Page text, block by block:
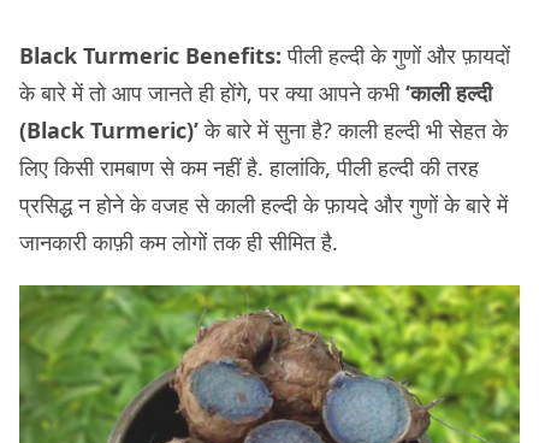
Black Turmeric Benefits: पीली हल्दी के गुणों और फ़ायदों
के बारे में तो आप जानते ही होंगे, पर क्या आपने कभी‘काली हल्दी
(Black Turmeric)’के बारे में सुना है? काली हल्दी भी सेहत के
लिए किसी रामबाण से कम नहीं है. हालांकि, पीली हल्दी की तरह
प्रसिद्ध न होने के वजह से काली हल्दी के फ़ायदे और गुणों के बारे में
जानकारी काफ़ी कम लोगों तक ही सीमित है.